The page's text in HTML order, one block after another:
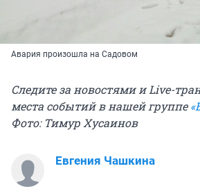
Авария произошла на Садовом
Следите за новостями и Live-
места событий в нашей группе
Фото: Тимур Хусаинов
Евгения Чашкина